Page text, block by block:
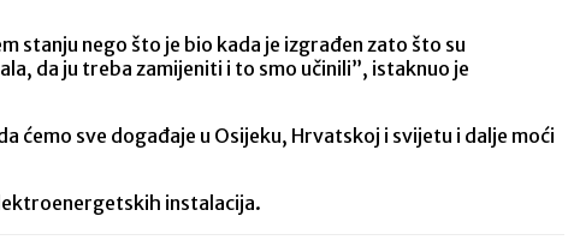
stanju nego što je bio kada je izgrađen zato što su
da ju treba zamijeniti i to smo učinili”, istaknuo je
ćemo sve događaje u Osijeku, Hrvatskoj i svijetu i dalje moći
instalacija.